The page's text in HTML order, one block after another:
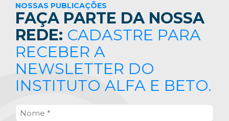
NOSSAS PUBLICAÇÕES
FAÇA PARTE DA NOSSA
REDE: CADASTRE PARA
RECEBER A
NEWSLETTER DO
INSTITUTO ALFA E BETO.